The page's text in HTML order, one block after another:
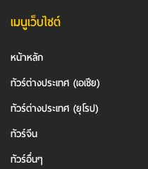
เมนูเว็บไซต์
หน้าหลัก
ทัวร์ต่างประเทศ (เอเชีย)
ทัวร์ต่างประเทศ (ยุโรป)
ทัวร์จีน
ทัวร์อื่นๆ